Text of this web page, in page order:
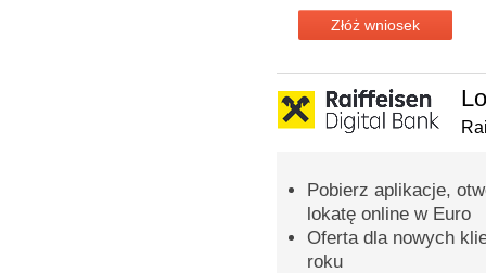
Złóż wniosek
Pobierz aplikacje,
lokatę online w Euro
Oferta dla nowych
roku